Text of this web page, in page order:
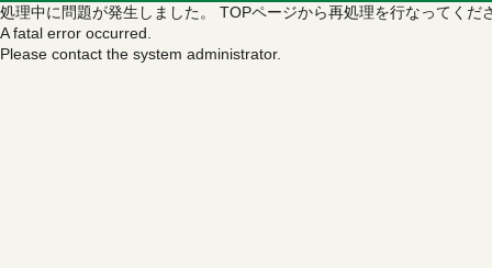
処理中に問題が発生しました。 TOPページから再処理を行なってくだ
A fatal error occurred.
Please contact the system administrator.